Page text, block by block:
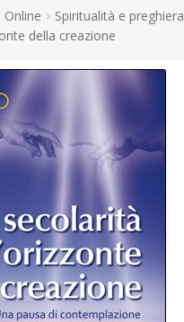
Online Spiritualità e preghiera
della creazione